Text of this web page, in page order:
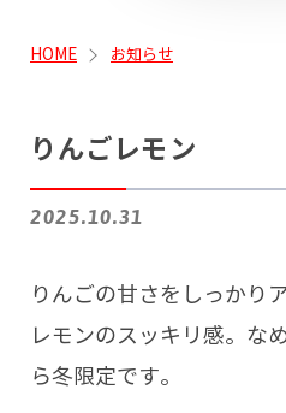
HOME お知らせ
りんごレモン
2025.10.31
りんごの甘さをしっかり
レモンのスッキリ感。な
ら冬限定です。